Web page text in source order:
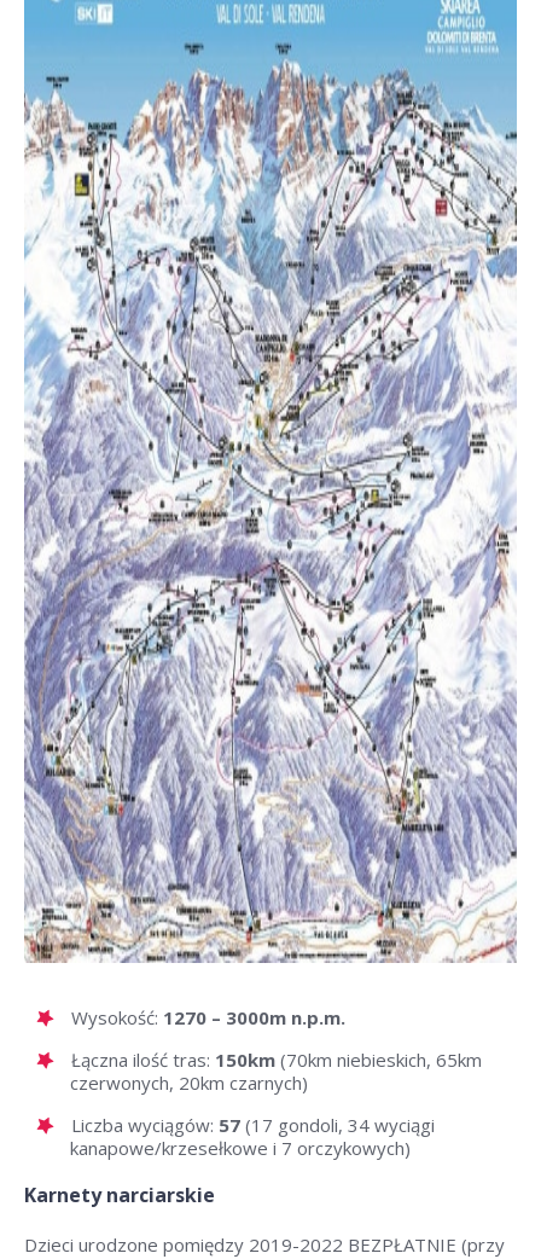
Wysokość: 1270 – 3000m n.p.m.
Łączna ilość tras: 150km (70km niebieskich, 65km
czerwonych, 20km czarnych)
Liczba wyciągów: 57 (17 gondoli, 34 wyciągi
kanapowe/krzesełkowe i 7 orczykowych)
Karnety narciarskie
Dzieci urodzone pomiędzy 2019-2022 BEZPŁATNIE (przy